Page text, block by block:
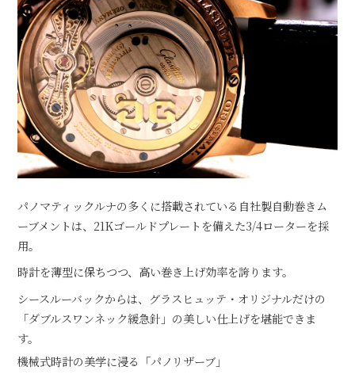
パノマティックルナの多くに搭載されている自社製自動巻きム
ーブメントは、21Kゴールドプレートを備えた3/4ローターを採
用。
時計を薄型に保ちつつ、高い巻き上げ効率を誇ります。
シースルーバックからは、グラスヒュッテ・オリジナルだけの
「ダブルスワンネック緩急針」の美しい仕上げを堪能できま
す。
機械式時計の美学に浸る「パノリザーブ」